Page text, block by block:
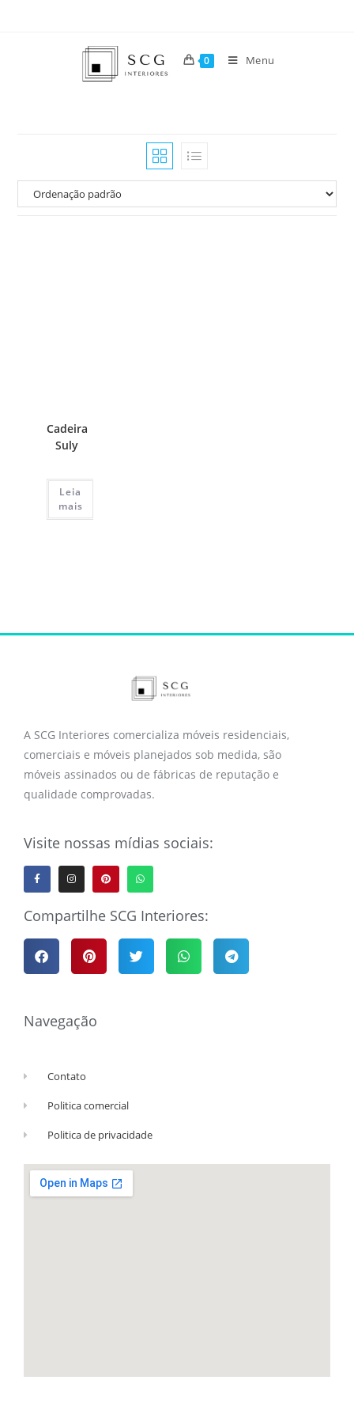
0 Menu
Cadeira
Suly
Leia
mais
A SCG Interiores comercializa móveis residenciais,
comerciais e móveis planejados sob medida, são
móveis assinados ou de fábricas de reputação e
qualidade comprovadas.
Visite nossas mídias sociais:
Compartilhe SCG Interiores:
Navegação
Contato
Politica comercial
Politica de privacidade